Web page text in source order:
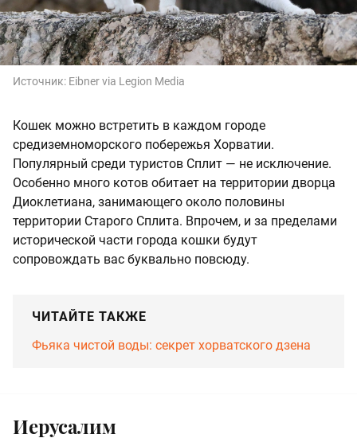
Источник: Eibner via Legion Media
Кошек можно встретить в каждом городе
средиземноморского побережья Хорватии.
Популярный среди туристов Сплит — не исключение.
Особенно много котов обитает на территории дворца
Диоклетиана, занимающего около половины
территории Старого Сплита. Впрочем, и за пределами
исторической части города кошки будут
сопровождать вас буквально повсюду.
ЧИТАЙТЕ ТАКЖЕ
Фьяка чистой воды: секрет хорватского дзена
Иерусалим